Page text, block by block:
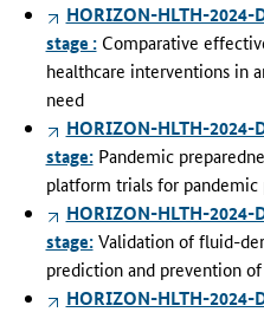
HORIZON-HLTH-2024-
stage :Comparative
healthcare interventions in
need
HORIZON-HLTH-2024-
stage:Pandemic
platform trials for pandemic
HORIZON-HLTH-2024-
stage:Validation of fluid-
prediction and prevention
HORIZON-HLTH-2024-